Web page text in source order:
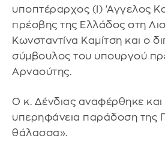
υποπτέραρχος (Ι) 'Αγγελος
πρέσβης της Ελλάδος στη
Κωνσταντίνα Καμίτση και ο
σύμβουλος του υπουργού
Αρναούτης.
Ο κ. Δένδιας αναφέρθηκε και
υπερηφάνεια παράδοση της
θάλασσα».